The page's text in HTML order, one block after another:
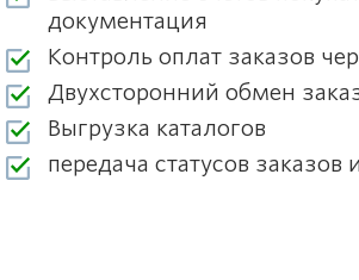
документация
Контроль оплат заказов
Двухсторонний обмен
Выгрузка каталогов
передача статусов заказов